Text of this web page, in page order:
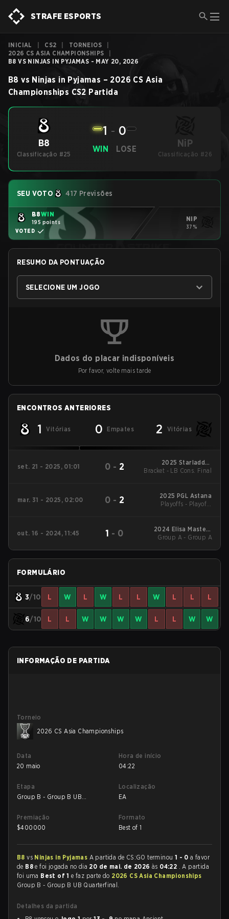
STRAFE ESPORTS
INICIAL CS2 TORNEIOS
2026 CS ASIA CHAMPIONSHIPS
B8 VS NINJAS IN PYJAMAS - MAY 20, 2026
B8 vs Ninjas in Pyjamas – 2026 CS Asia
Championships CS2 Partida
B8
Classificação #25
WIN
1 - 0
LOSE NiP
Classificação #26
SEU VOTO 417 Previsões
B8WIN
195 points
VOTED
NiP
37%
RESUMO DA PONTUAÇÃO
SELECIONE UM JOGO
Dados do placar indisponíveis
Por favor, volte mais tarde
ENCONTROS ANTERIORES
1 Vitórias 0 Empates 2 Vitórias
set. 21 - 2025, 01:01 0 - 2
2025 Starladder
StarSeries Fall
Bracket - LB Cons. Final
mar. 31 - 2025, 02:00 0 - 2
2025 PGL Astana
Playoffs - Playoffs
out. 16 - 2024, 11:45 1 - 0
2024 Elisa Masters
Espoo
Group A - Group A
FORMULÁRIO
3/10 L W L W L L W L L L
6/10 L L W W W W L L W W
INFORMAÇÃO DE PARTIDA
Torneio
2026 CS Asia Championships
Data
20 maio
Hora de início
04:22
Etapa
Group B - Group B UB
Localização
EA
Premiação
$400000
Formato
Best of 1
B8vs Ninjas in Pyjamas A partida de CS:GO terminou 1 - 0 a favor
de B8e foi jogada no dia 20 de mai. de 2026às 04:22 . A partida
foi uma Best of 1e faz parte do 2026 CS Asia Championships
Group B - Group B UB Quarterfinal.
Detalhes da partida